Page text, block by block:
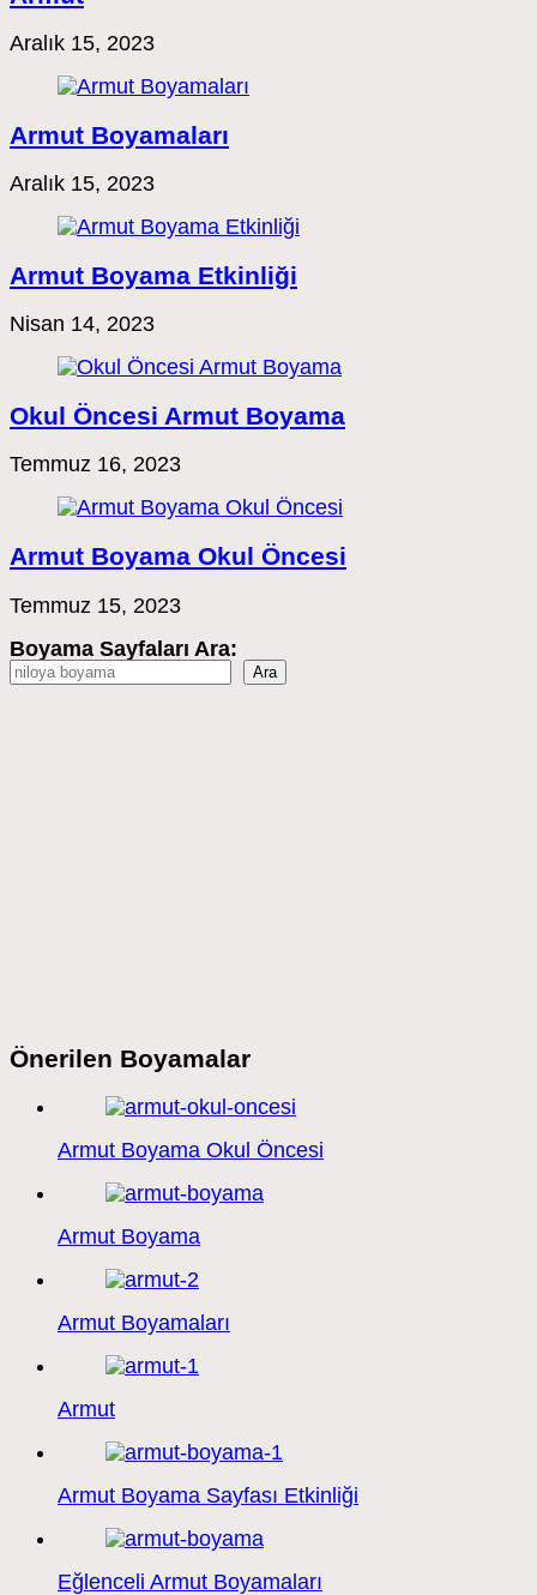
Aralık 15, 2023
Armut Boyamaları
Aralık 15, 2023
Armut Boyama Etkinliği
Nisan 14, 2023
Okul Öncesi Armut Boyama
Temmuz 16, 2023
Armut Boyama Okul Öncesi
Temmuz 15, 2023
Boyama Sayfaları Ara:
Ara
Önerilen Boyamalar
Armut Boyama Okul Öncesi
Armut Boyama
Armut Boyamaları
Armut
Armut Boyama Sayfası Etkinliği
Eğlenceli Armut Boyamaları